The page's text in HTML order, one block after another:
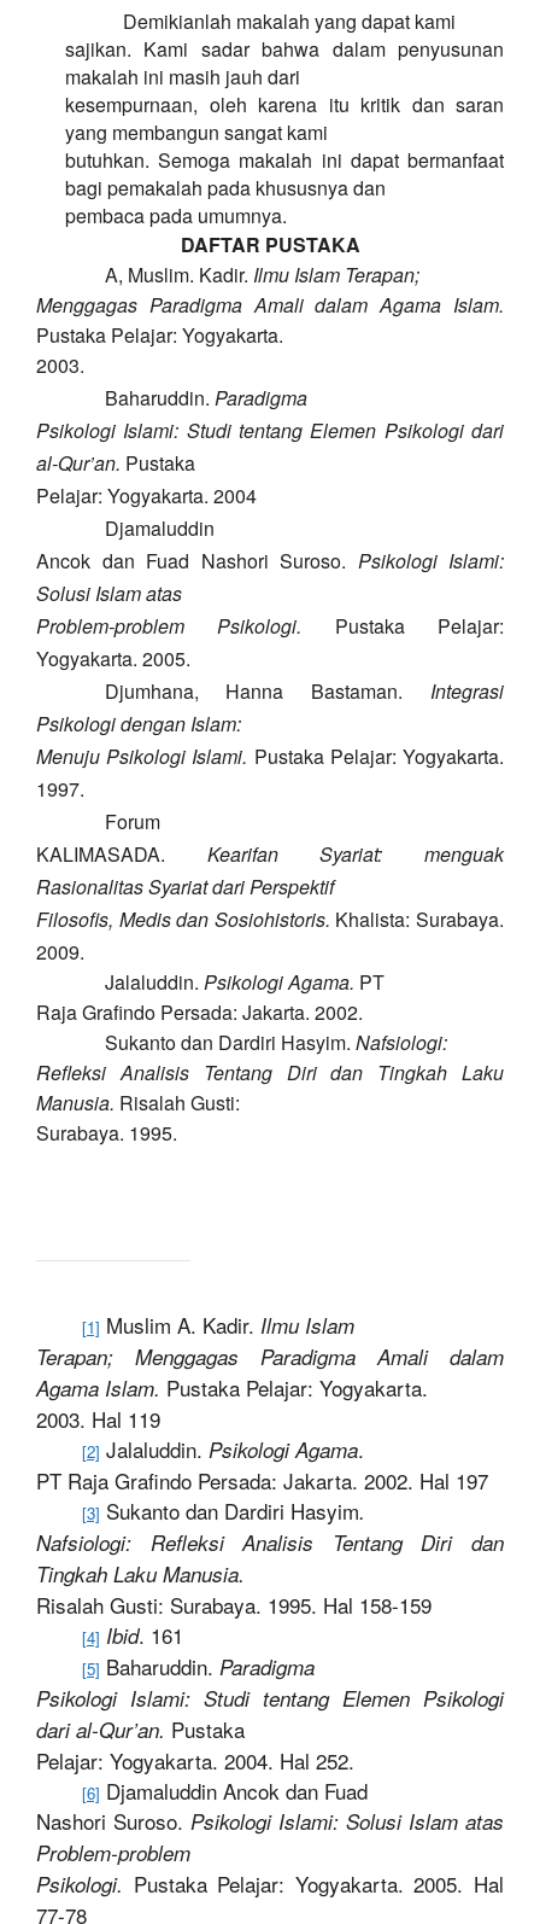
Demikianlah makalah yang dapat kami
sajikan. Kami sadar bahwa dalam penyusunan
makalah ini masih jauh dari
kesempurnaan, oleh karena itu kritik dan saran
yang membangun sangat kami
butuhkan. Semoga makalah ini dapat bermanfaat
bagi pemakalah pada khususnya dan
pembaca pada umumnya.
DAFTAR PUSTAKA
A, Muslim. Kadir. Ilmu Islam Terapan;
Menggagas Paradigma Amali dalam Agama Islam.
Pustaka Pelajar: Yogyakarta.
2003.
Baharuddin. Paradigma
Psikologi Islami: Studi tentang Elemen Psikologi dari
al-Qur’an. Pustaka
Pelajar: Yogyakarta. 2004
Djamaluddin
Ancok dan Fuad Nashori Suroso. Psikologi Islami:
Solusi Islam atas
Problem-problem Psikologi. Pustaka Pelajar:
Yogyakarta. 2005.
Djumhana, Hanna Bastaman. Integrasi
Psikologi dengan Islam:
Menuju Psikologi Islami. Pustaka Pelajar: Yogyakarta.
1997.
Forum
KALIMASADA. Kearifan Syariat: menguak
Rasionalitas Syariat dari Perspektif
Filosofis, Medis dan Sosiohistoris. Khalista: Surabaya.
2009.
Jalaluddin. Psikologi Agama. PT
Raja Grafindo Persada: Jakarta. 2002.
Sukanto dan Dardiri Hasyim. Nafsiologi:
Refleksi Analisis Tentang Diri dan Tingkah Laku
Manusia. Risalah Gusti:
Surabaya. 1995.
[1] Muslim A. Kadir. Ilmu Islam
Terapan; Menggagas Paradigma Amali dalam
Agama Islam. Pustaka Pelajar: Yogyakarta.
2003. Hal 119
[2] Jalaluddin. Psikologi Agama.
PT Raja Grafindo Persada: Jakarta. 2002. Hal 197
[3] Sukanto dan Dardiri Hasyim.
Nafsiologi: Refleksi Analisis Tentang Diri dan
Tingkah Laku Manusia.
Risalah Gusti: Surabaya. 1995. Hal 158-159
[4] Ibid. 161
[5] Baharuddin. Paradigma
Psikologi Islami: Studi tentang Elemen Psikologi
dari al-Qur’an. Pustaka
Pelajar: Yogyakarta. 2004. Hal 252.
[6] Djamaluddin Ancok dan Fuad
Nashori Suroso. Psikologi Islami: Solusi Islam atas
Problem-problem
Psikologi. Pustaka Pelajar: Yogyakarta. 2005. Hal
77-78